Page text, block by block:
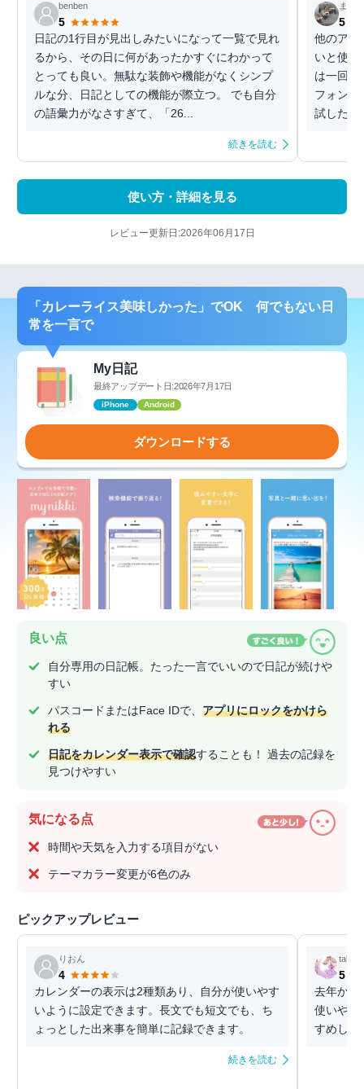
benben
5
日記の1行目が見出しみたいになって一覧で見れ
るから、その日に何があったかすぐにわかって
とっても良い。無駄な装飾や機能がなくシンプ
ルな分、日記としての機能が際立つ。 でも自分
の語彙力がなさすぎて、「26...
続きを読む
まる
5
他のアプ
いと使え
は一回き
フォント
試した中
使い方・詳細を見る
レビュー更新日:2026年06月17日
「カレーライス美味しかった」でOK 何でもない日
常を一言で
My日記
最終アップデート日:2026年7月17日
iPhone Android
ダウンロードする
良い点
自分専用の日記帳。たった一言でいいので日記が続けや
すい
パスコードまたはFace IDで、 アプリにロックをかけら
れる
日記をカレンダー表示で確認することも！ 過去の記録を
見つけやすい
気になる点
時間や天気を入力する項目がない
テーマカラー変更が6色のみ
ピックアップレビュー
りおん
4
カレンダーの表示は2種類あり、自分が使いやす
いように設定できます。長文でも短文でも、ち
ょっとした出来事を簡単に記録できます。
続きを読む
5
去年か
使いやす
すめしま